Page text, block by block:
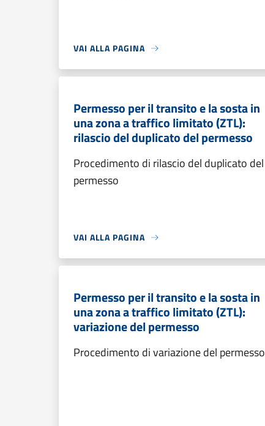
VAI ALLA PAGINA
Permesso per il transito e la sosta in
una zona a traffico limitato (ZTL):
rilascio del duplicato del permesso
Procedimento di rilascio del duplicato del
permesso
VAI ALLA PAGINA
Permesso per il transito e la sosta in
una zona a traffico limitato (ZTL):
variazione del permesso
Procedimento di variazione del permesso